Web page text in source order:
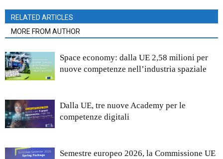
RELATED ARTICLES
MORE FROM AUTHOR
Space economy: dalla UE 2,58 milioni per
nuove competenze nell’industria spaziale
Dalla UE, tre nuove Academy per le
competenze digitali
Semestre europeo 2026, la Commissione UE